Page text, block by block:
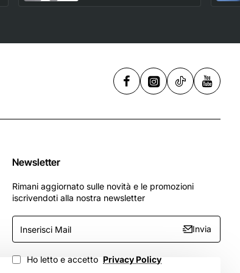
Newsletter
Rimani aggiornato sulle novità e le promozioni
iscrivendoti alla nostra newsletter
Inserisci
Mail
Invia
Ho letto e accetto Privacy Policy